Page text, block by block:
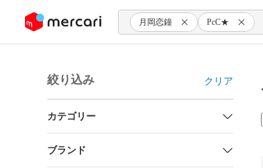
ツにスキップ 月岡恋鐘 PcC★
絞り込み クリア
カテゴリー
ブランド